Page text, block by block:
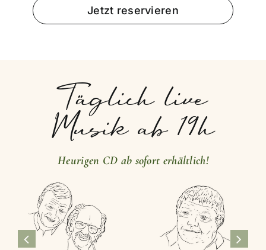
Jetzt reservieren
Täglich live
Musik ab 19h
Heurigen CD ab sofort erhältlich!